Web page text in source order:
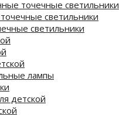
точечные светильники
светильники
светильники
лампы
детской